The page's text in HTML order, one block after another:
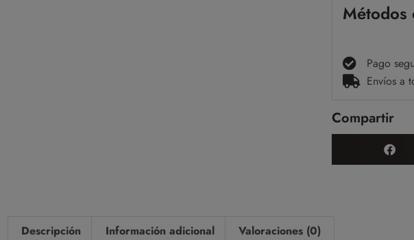
Métodos
Pago
Envíos a
Compartir
Descripción Información adicional Valoraciones (0)